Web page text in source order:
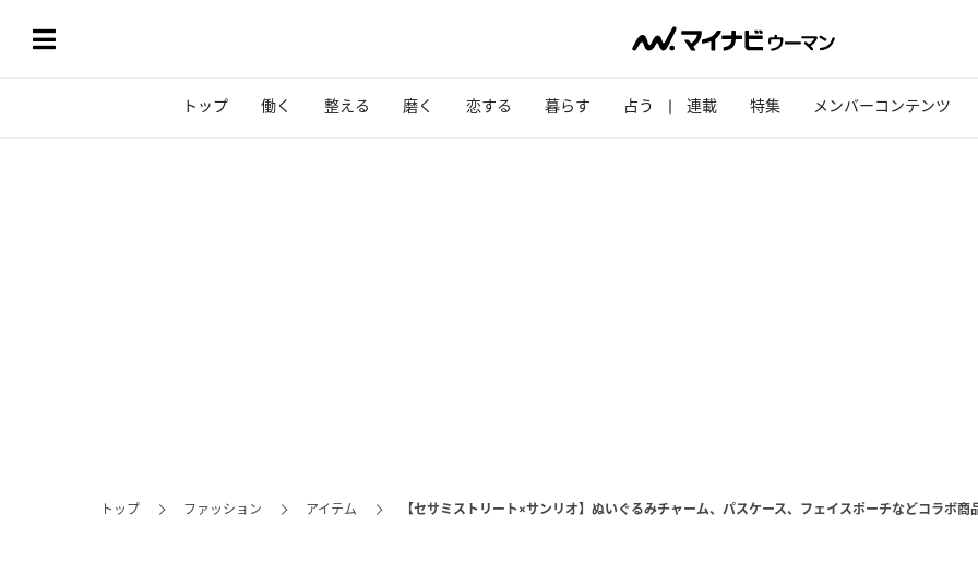
トップ 働く 整える 磨く 恋する 暮らす 占う 連載 特集 メンバーコンテンツ
トップ ファッション アイテム 【セサミストリート×サンリオ】ぬいぐるみチャーム、パスケース、フェイスポーチなどコラボ商